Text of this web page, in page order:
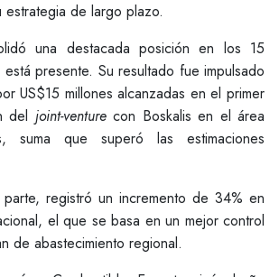
estrategia de largo plazo.
una destacada posición en los 15
presente. Su resultado fue impulsado
US$15 millones alcanzadas en el primer
del joint-venturecon Boskalis en el área
suma que superó las estimaciones
registró un incremento de 34% en
el que se basa en un mejor control
de abastecimiento regional.